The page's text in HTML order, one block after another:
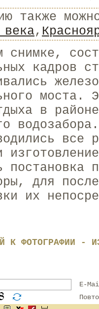
также
,
снимке,
кадров
моста.
в
все
постановка
для
их
К ФОТОГРАФИИ -
E-